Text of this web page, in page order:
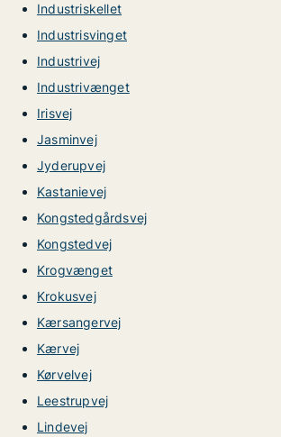
Industriskellet
Industrisvinget
Industrivej
Industrivænget
Irisvej
Jasminvej
Jyderupvej
Kastanievej
Kongstedgårdsvej
Kongstedvej
Krogvænget
Krokusvej
Kærsangervej
Kærvej
Kørvelvej
Leestrupvej
Lindevej